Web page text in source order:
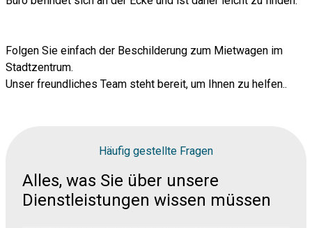
Folgen Sie einfach der Beschilderung zum Mietwagen im
Stadtzentrum.
Unser freundliches Team steht bereit, um Ihnen zu helfen..
Häufig gestellte Fragen
Alles, was Sie über unsere
Dienstleistungen wissen müssen